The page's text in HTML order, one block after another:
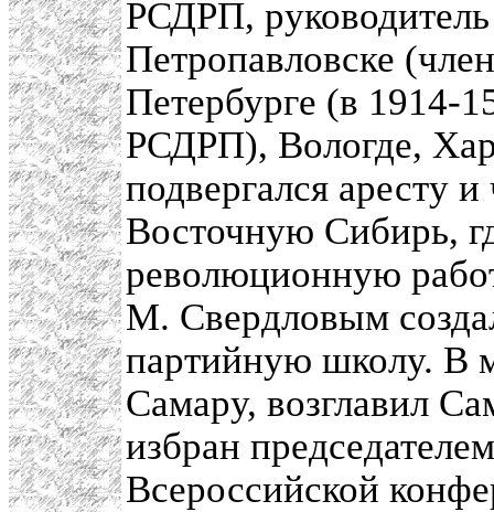
РСДРП,
Петропавловске
Петербурге (в 1914-
РСДРП), Вологде,
подвергался аресту
Восточную Сибирь,
революционную
М. Свердловым
партийную школу. В
Самару, возглавил
избран
Всероссийской